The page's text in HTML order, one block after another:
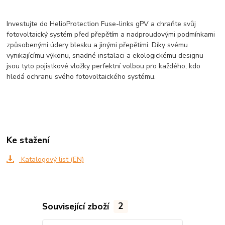
Investujte do HelioProtection Fuse-links gPV a chraňte svůj
fotovoltaický systém před přepětím a nadproudovými podmínkami
způsobenými údery blesku a jinými přepětími. Díky svému
vynikajícímu výkonu, snadné instalaci a ekologickému designu
jsou tyto pojistkové vložky perfektní volbou pro každého, kdo
hledá ochranu svého fotovoltaického systému.
Ke stažení
Katalogový list (EN)
Související zboží 2